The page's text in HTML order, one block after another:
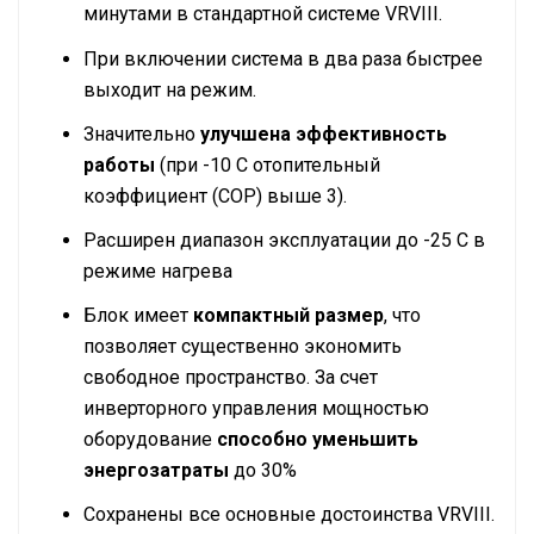
минутами в стандартной системе VRVIII.
При включении система в два раза быстрее
выходит на режим.
Значительно улучшена эффективность
работы (при -10 С отопительный
коэффициент (COP) выше 3).
Расширен диапазон эксплуатации до -25 С в
режиме нагрева
Блок имеет компактный размер, что
позволяет существенно экономить
свободное пространство. За счет
инверторного управления мощностью
оборудование способно уменьшить
энергозатраты до 30%
Сохранены все основные достоинства VRVIII.